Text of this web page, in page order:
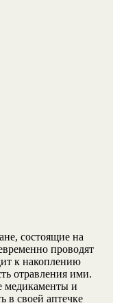
состоящие на
проводят
к накоплению
отравления ими.
медикаменты и
в своей аптечке